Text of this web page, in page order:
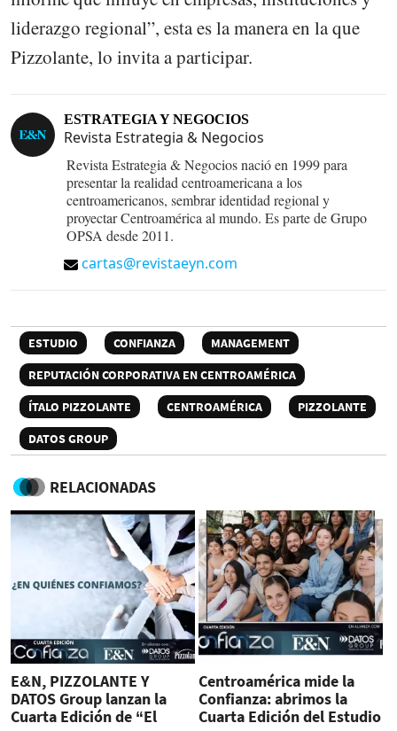
liderazgo regional”, esta es la manera en la que
Pizzolante, lo invita a participar.
ESTRATEGIA Y NEGOCIOS
Revista Estrategia & Negocios
Revista Estrategia & Negocios nació en 1999 para
presentar la realidad centroamericana a los
centroamericanos, sembrar identidad regional y
proyectar Centroamérica al mundo. Es parte de Grupo
OPSA desde 2011.
cartas@revistaeyn.com
ESTUDIO CONFIANZA
MANAGEMENT
REPUTACIÓN CORPORATIVA EN CENTROAMÉRICA
ÍTALO PIZZOLANTE
CENTROAMÉRICA
PIZZOLANTE
DATOS GROUP
RELACIONADAS
E&N, PIZZOLANTE Y
DATOS Group lanzan la
Cuarta Edición de “El
Centroamérica mide la
Confianza: abrimos la
Cuarta Edición del Estudio